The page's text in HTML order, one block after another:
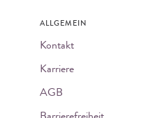
ALLGEMEIN
Kontakt
Karriere
AGB